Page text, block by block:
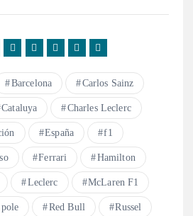
Barcelona Carlos Sainz
Cataluya Charles Leclerc
España f1
Ferrari Hamilton
Leclerc McLaren F1
pole Red Bull Russel